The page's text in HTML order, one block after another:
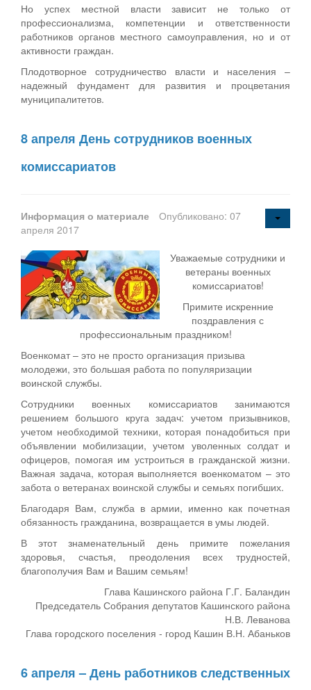
Но успех местной власти зависит не только от
профессионализма, компетенции и ответственности
работников органов местного самоуправления, но и от
активности граждан.
Плодотворное сотрудничество власти и населения –
надежный фундамент для развития и процветания
муниципалитетов.
8 апреля День сотрудников военных
комиссариатов
Информация о материале
Опубликовано: 07
апреля 2017
Уважаемые сотрудники и
ветераны военных
комиссариатов!
Примите искренние
поздравления с
профессиональным праздником!
Военкомат – это не просто организация призыва
молодежи, это большая работа по популяризации
воинской службы.
Сотрудники военных комиссариатов занимаются
решением большого круга задач: учетом призывников,
учетом необходимой техники, которая понадобиться при
объявлении мобилизации, учетом уволенных солдат и
офицеров, помогая им устроиться в гражданской жизни.
Важная задача, которая выполняется военкоматом – это
забота о ветеранах воинской службы и семьях погибших.
Благодаря Вам, служба в армии, именно как почетная
обязанность гражданина, возвращается в умы людей.
В этот знаменательный день примите пожелания
здоровья, счастья, преодоления всех трудностей,
благополучия Вам и Вашим семьям!
Глава Кашинского района Г.Г. Баландин
Председатель Собрания депутатов Кашинского района
Н.В. Леванова
Глава городского поселения - город Кашин В.Н. Абаньков
6 апреля – День работников следственных